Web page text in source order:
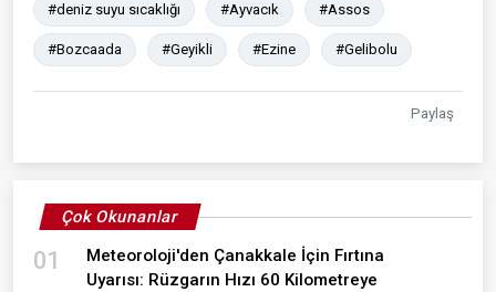
#deniz suyu sıcaklığı #Ayvacık #Assos
#Bozcaada #Geyikli #Ezine #Gelibolu
Paylaş
Çok Okunanlar
01
Meteoroloji'den Çanakkale İçin Fırtına
Uyarısı: Rüzgarın Hızı 60 Kilometreye